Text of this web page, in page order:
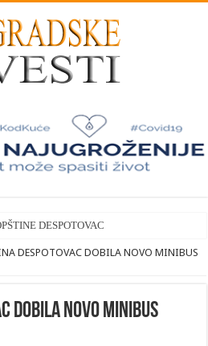
DESPOTOVAC
DESPOTOVAC DOBILA NOVO MINIBUS
DOBILA NOVO MINIBUS